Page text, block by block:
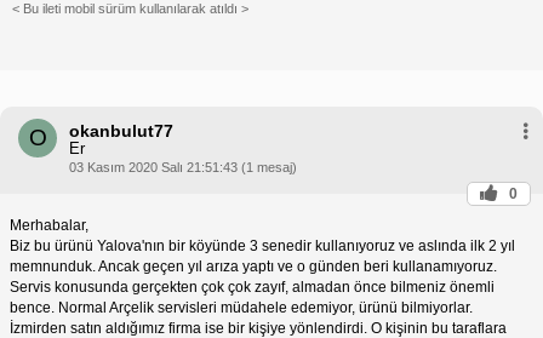
< Bu ileti mobil sürüm kullanılarak atıldı >
O okanbulut77
Er
03 Kasım 2020 Salı 21:51:43 (1 mesaj)
0
Merhabalar,
Biz bu ürünü Yalova'nın bir köyünde 3 senedir kullanıyoruz ve aslında ilk 2 yıl
memnunduk. Ancak geçen yıl arıza yaptı ve o günden beri kullanamıyoruz.
Servis konusunda gerçekten çok çok zayıf, almadan önce bilmeniz önemli
bence. Normal Arçelik servisleri müdahele edemiyor, ürünü bilmiyorlar.
İzmirden satın aldığımız firma ise bir kişiye yönlendirdi. O kişinin bu taraflara